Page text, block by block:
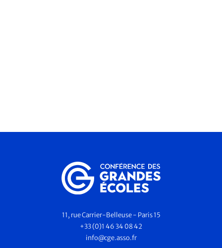
11, rue Carrier-Belleuse - Paris 15
+33 (0)1 46 34 08 42
info@cge.asso.fr